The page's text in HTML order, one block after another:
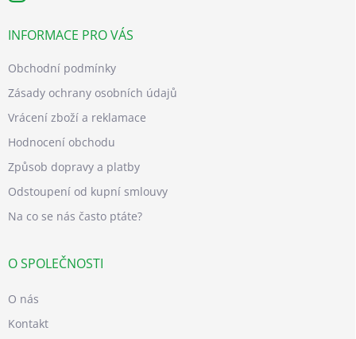
INFORMACE PRO VÁS
Obchodní podmínky
Zásady ochrany osobních údajů
Vrácení zboží a reklamace
Hodnocení obchodu
Způsob dopravy a platby
Odstoupení od kupní smlouvy
Na co se nás často ptáte?
O SPOLEČNOSTI
O nás
Kontakt